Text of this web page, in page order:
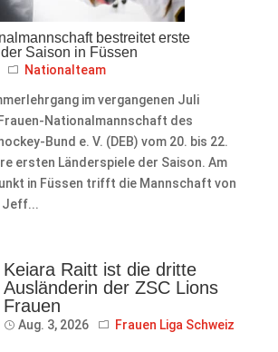
bestreitet erste
Saison in Füssen
Nationalteam
im vergangenen Juli
Nationalmannschaft des
Bund e. V. (DEB) vom 20. bis 22.
ersten Länderspiele der Saison. Am
in Füssen trifft die Mannschaft von
Jeff...
Keiara Raitt ist die dritte
Ausländerin der ZSC Lions
Frauen
Aug. 3, 2026 Frauen Liga Schweiz